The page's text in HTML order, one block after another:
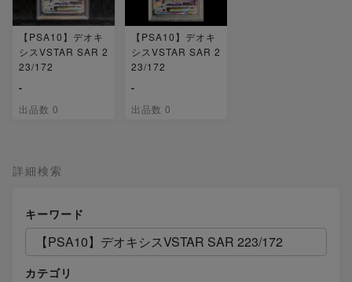
詳細検索
キーワード
カテゴリ
【PSA10】デオキ
シスVSTAR SAR 2
23/172
-
出品数 0
【PSA10】デオキ
シスVSTAR SAR 2
23/172
-
出品数 0